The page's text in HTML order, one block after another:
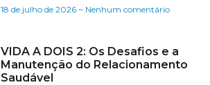
18 de julho de 2026 Nenhum comentário
VIDA A DOIS 2: Os Desafios e a
Manutenção do Relacionamento
Saudável